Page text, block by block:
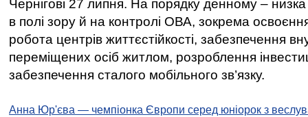
Чернігові 27 липня. На порядку денному –
в полі зору й на контролі ОВА, зокрема освоєння
робота центрів життєстійкості, забезпечення
переміщених осіб житлом, розроблення
забезпечення сталого мобільного зв’язку.
Анна Юр'єва — чемпіонка Європи серед юніорок з